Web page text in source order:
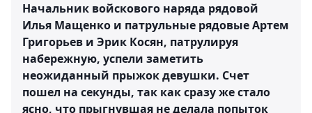
Начальник войскового наряда рядовой
Илья Мащенко и патрульные рядовые Артем
Григорьев и Эрик Косян, патрулируя
набережную, успели заметить
неожиданный прыжок девушки. Счет
пошел на секунды, так как сразу же стало
ясно, что прыгнувшая не делала попыток